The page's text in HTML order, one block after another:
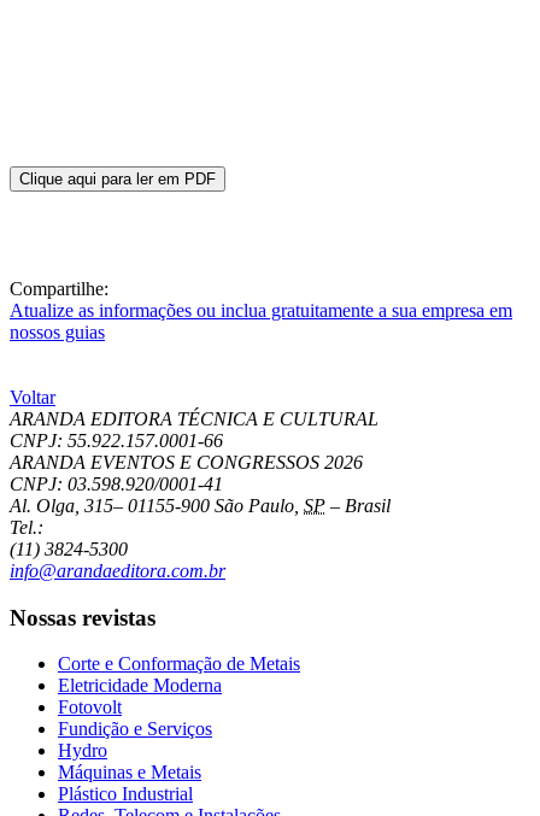
Clique aqui para ler em PDF
Compartilhe:
Atualize as informações ou inclua gratuitamente a sua empresa em
nossos guias
Voltar
ARANDA EDITORA TÉCNICA E CULTURAL
CNPJ: 55.922.157.0001-66
ARANDA EVENTOS E CONGRESSOS 2026
CNPJ: 03.598.920/0001-41
Al. Olga, 315– 01155-900 São Paulo SP – Brasil
Tel.:
(11) 3824-5300
info@arandaeditora.com.br
Nossas revistas
Corte e Conformação de Metais
Eletricidade Moderna
Fotovolt
Fundição e Serviços
Hydro
Máquinas e Metais
Plástico Industrial